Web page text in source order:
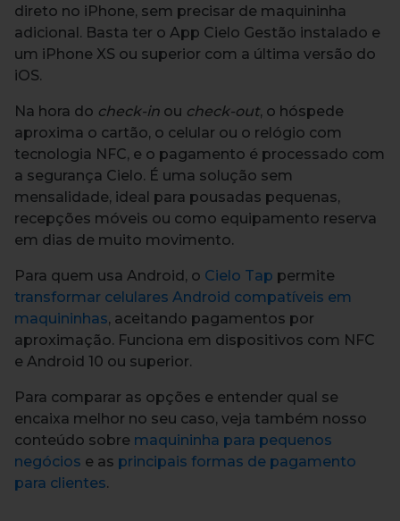
direto no iPhone, sem precisar de maquininha
adicional. Basta ter o App Cielo Gestão instalado e
um iPhone XS ou superior com a última versão do
iOS.
Na hora do check-in ou check-out, o hóspede
aproxima o cartão, o celular ou o relógio com
tecnologia NFC, e o pagamento é processado com
a segurança Cielo. É uma solução sem
mensalidade, ideal para pousadas pequenas,
recepções móveis ou como equipamento reserva
em dias de muito movimento.
Para quem usa Android, o Cielo Tap permite
transformar celulares Android compatíveis em
maquininhas, aceitando pagamentos por
aproximação. Funciona em dispositivos com NFC
e Android 10 ou superior.
Para comparar as opções e entender qual se
encaixa melhor no seu caso, veja também nosso
conteúdo sobre maquininha para pequenos
negócios e as principais formas de pagamento
para clientes.